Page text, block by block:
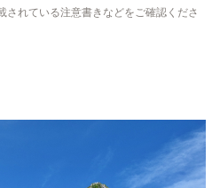
されている注意書きなどをご確認くださ